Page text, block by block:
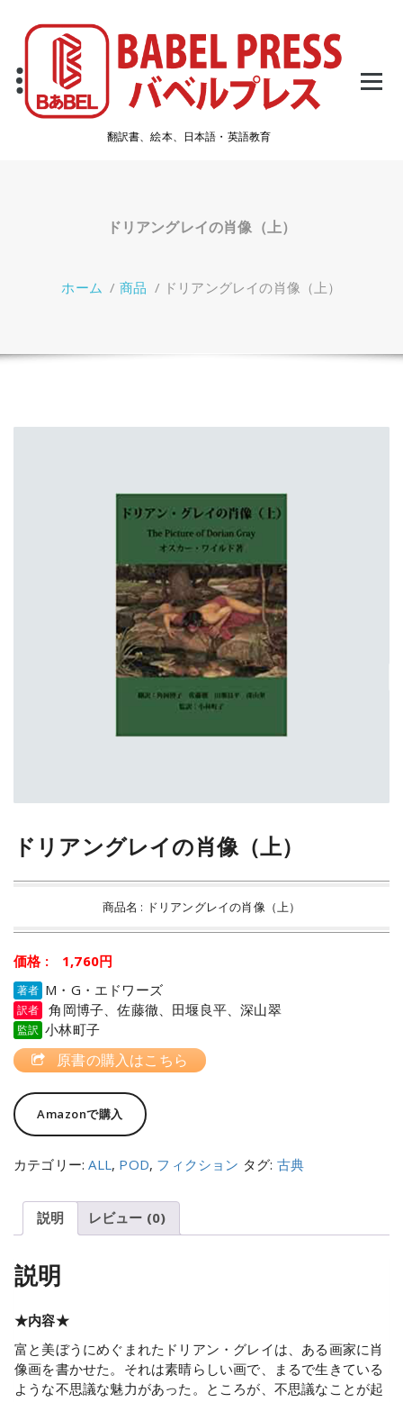
翻訳書、絵本、日本語・英語教育
ドリアングレイの肖像（上）
ホーム / 商品 / ドリアングレイの肖像（上）
ドリアングレイの肖像（上）
商品名 : ドリアングレイの肖像（上）
価格 : 1,760円
著者 M・G・エドワーズ
訳者 角岡博子、佐藤徹、田堰良平、深山翠
監訳 小林町子
原書の購入はこちら
Amazonで購入
カテゴリー:ALL , POD, フィクション タグ: 古典
説明 レビュー (0)
説明
★内容★
富と美ぼうにめぐまれたドリアン・グレイは、ある画家に肖
像画を書かせた。それは素晴らしい画で、まるで生きている
ような不思議な魅力があった。ところが、不思議なことが起